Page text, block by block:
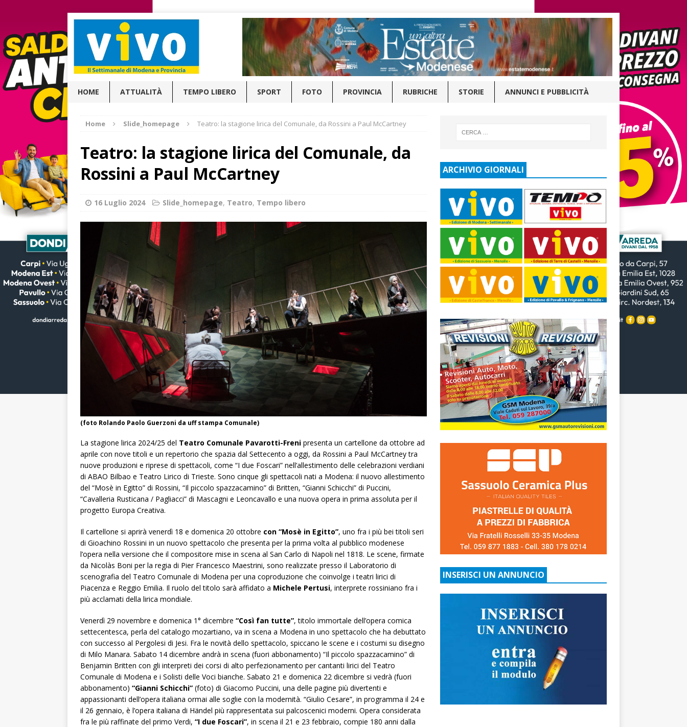
HOME ATTUALITÀ TEMPO LIBERO SPORT FOTO PROVINCIA RUBRICHE STORIE ANNUNCI E PUBBLICITÀ
Home Slide_homepage Teatro: la stagione lirica del Comunale, da Rossini a Paul McCartney
Teatro: la stagione lirica del Comunale, da
Rossini a Paul McCartney
16 Luglio 2024 Slide_homepage, Teatro, Tempo libero
(foto Rolando Paolo Guerzoni da uff stampa Comunale)
La stagione lirica 2024/25 del Teatro Comunale Pavarotti-Freni presenta un cartellone da ottobre ad
aprile con nove titoli e un repertorio che spazia dal Settecento a oggi, da Rossini a Paul McCartney tra
nuove produzioni e riprese di spettacoli, come “I due Foscari” nell’allestimento delle celebrazioni verdiani
di ABAO Bilbao e Teatro Lirico di Trieste. Sono cinque gli spettacoli nati a Modena: il nuovo allestimento
del “Mosè in Egitto” di Rossini, “Il piccolo spazzacamino” di Britten, “Gianni Schicchi” di Puccini,
“Cavalleria Rusticana / Pagliacci” di Mascagni e Leoncavallo e una nuova opera in prima assoluta per il
progetto Europa Creativa.
Il cartellone si aprirà venerdì 18 e domenica 20 ottobre con “Mosè in Egitto”, uno fra i più bei titoli seri
di Gioachino Rossini in un nuovo spettacolo che presenta per la prima volta al pubblico modenese
l’opera nella versione che il compositore mise in scena al San Carlo di Napoli nel 1818. Le scene, firmate
da Nicolàs Boni per la regia di Pier Francesco Maestrini, sono realizzate presso il Laboratorio di
scenografia del Teatro Comunale di Modena per una coproduzione che coinvolge i teatri lirici di
Piacenza e Reggio Emilia. Il ruolo del titolo sarà affidato a Michele Pertusi, interprete rossiniano fra i
più acclamati della lirica mondiale.
Venerdì 29 novembre e domenica 1° dicembre “Così fan tutte”, titolo immortale dell’opera comica
settecentesca, perla del catalogo mozartiano, va in scena a Modena in uno spettacolo che ha debuttato
con successo al Pergolesi di Jesi. Fra le novità dello spettacolo, spiccano le scene e i costumi su disegno
di Milo Manara. Sabato 14 dicembre andrà in scena (fuori abbonamento) “Il piccolo spazzacamino” di
Benjamin Britten con gli interpreti dei corsi di alto perfezionamento per cantanti lirici del Teatro
Comunale di Modena e i Solisti delle Voci bianche. Sabato 21 e domenica 22 dicembre si vedrà (fuori
abbonamento) “Gianni Schicchi” (foto) di Giacomo Puccini, una delle pagine più divertenti e
appassionanti dell’opera italiana ormai alle soglie con la modernità. “Giulio Cesare”, in programma il 24 e
il 26 gennaio, è l’opera italiana di Händel più rappresentata sui palcoscenici moderni. Opera considerata
fra le più raffinate del primo Verdi, “I due Foscari”, in scena il 21 e 23 febbraio, compie 180 anni dalla
ARCHIVIO GIORNALI
INSERISCI UN ANNUNCIO